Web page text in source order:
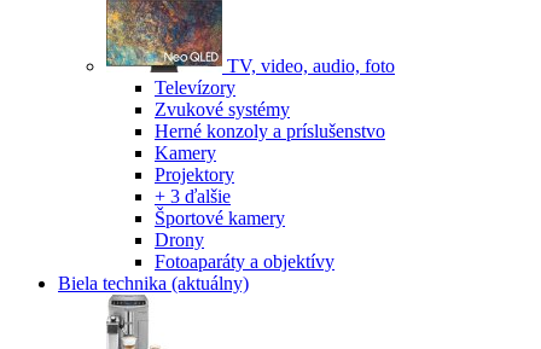
TV, video, audio, foto
Televízory
Zvukové systémy
Herné konzoly a príslušenstvo
Kamery
Projektory
+ 3 ďalšie
Športové kamery
Drony
Fotoaparáty a objektívy
Biela technika (aktuálny)